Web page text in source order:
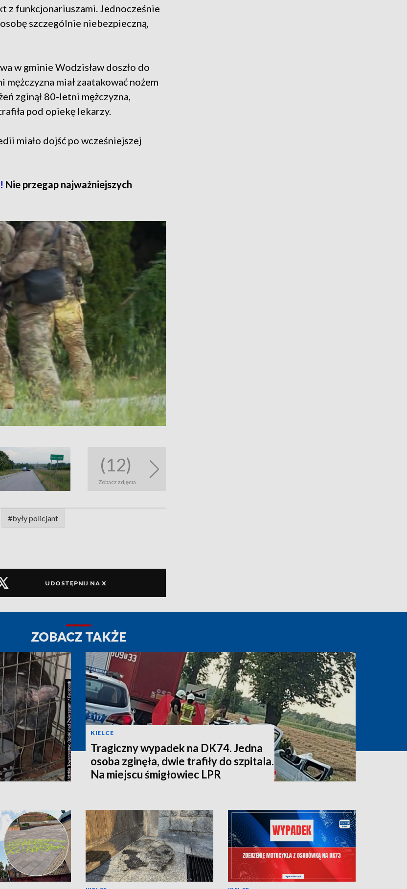
z funkcjonariuszami. Jednocześnie
szczególnie niebezpieczną,
w gminie Wodzisław doszło do
miał zaatakować nożem
zginął 80-letni mężczyzna,
pod opiekę lekarzy.
miało dojść po wcześniejszej
Nie przegap najważniejszych
(12)
Zobacz zdjęcia
#były policjant
UDOSTĘPNIJ NA X
ZOBACZ TAKŻE
KIELCE
Tragiczny wypadek na DK74. Jedna
osoba zginęła, dwie trafiły do szpitala.
Na miejscu śmigłowiec LPR